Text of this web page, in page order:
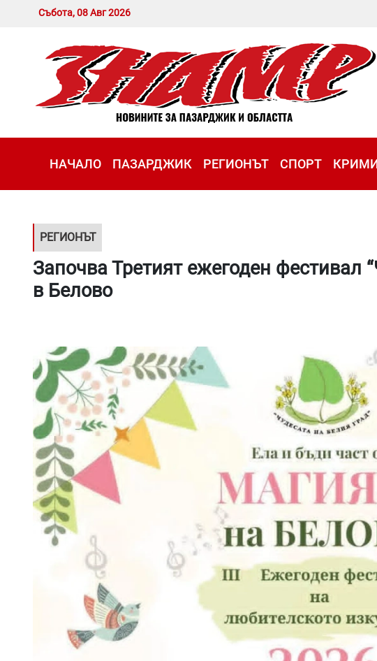
Събота, 08 Авг 2026
НАЧАЛО ПАЗАРДЖИК РЕГИОНЪТ СПОРТ
РЕГИОНЪТ
Започва Третият ежегоден фестивал
в Белово